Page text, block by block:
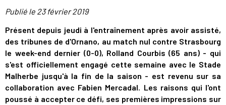
Publié le 23 février 2019
Présent depuis jeudi à l'entraînement après avoir assisté,
des tribunes de d'Ornano, au match nul contre Strasbourg
le week-end dernier (0-0), Rolland Courbis (65 ans) - qui
s'est officiellement engagé cette semaine avec le Stade
Malherbe jusqu'à la fin de la saison - est revenu sur sa
collaboration avec Fabien Mercadal. Les raisons qui l'ont
poussé à accepter ce défi, ses premières impressions sur